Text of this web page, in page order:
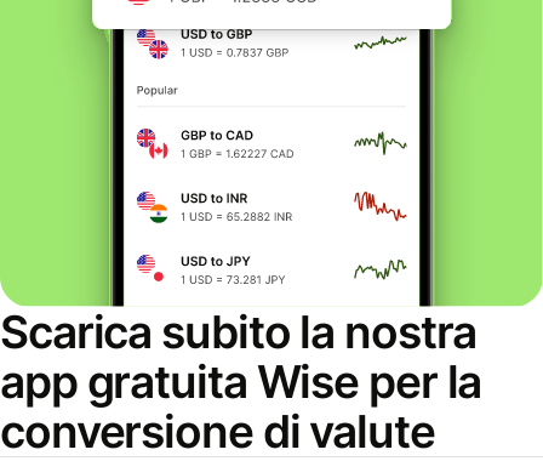
Scarica subito la nostra
app gratuita Wise per la
conversione di valute